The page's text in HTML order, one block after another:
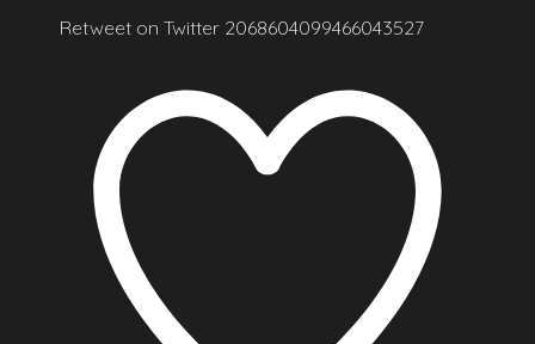
Retweet on Twitter 2068604099466043527